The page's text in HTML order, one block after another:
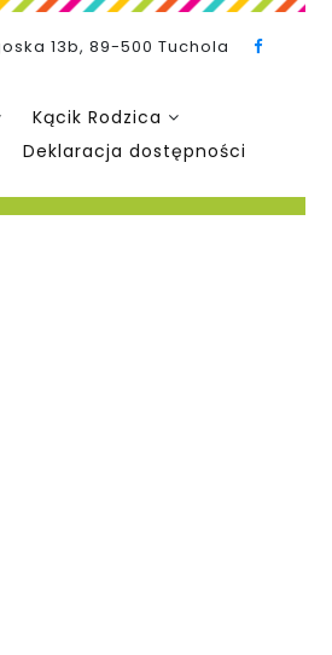
13b, 89-500 Tuchola
Kącik Rodzica
Deklaracja dostępności